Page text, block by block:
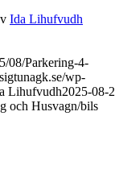
Ida Lihufvudh
08/Parkering-4-
wp-
Lihufvudh2025-08-
och Husvagn/bils